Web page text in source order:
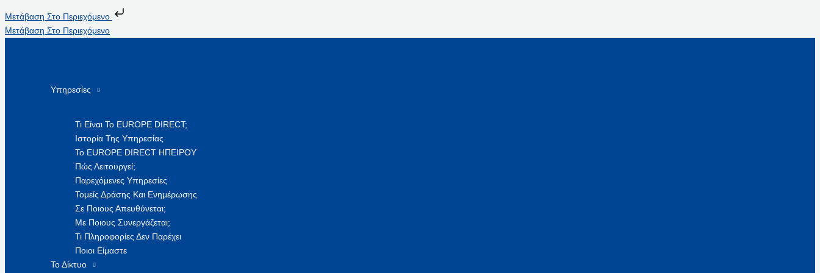
Μετάβαση Στο Περιεχόμενο
Μετάβαση Στο Περιεχόμενο
Υπηρεσίες
Τι Είναι Το EUROPE DIRECT;
Ιστορία Της Υπηρεσίας
Το EUROPE DIRECT ΗΠΕΙΡΟΥ
Πώς Λειτουργεί;
Παρεχόμενες Υπηρεσίες
Τομείς Δράσης Και Ενημέρωσης
Σε Ποιους Απευθύνεται;
Με Ποιους Συνεργάζεται;
Τι Πληροφορίες Δεν Παρέχει
Ποιοι Είμαστε
Το Δίκτυο